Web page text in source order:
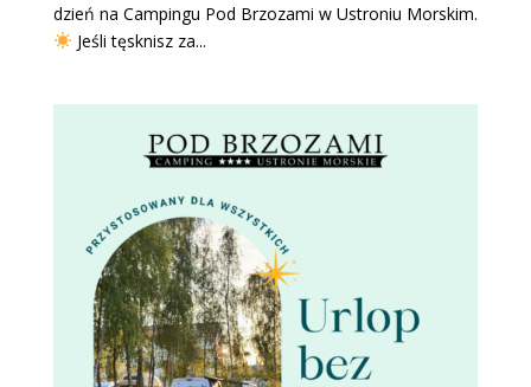
dzień na Campingu Pod Brzozami w Ustroniu Morskim.
Jeśli tęsknisz za...